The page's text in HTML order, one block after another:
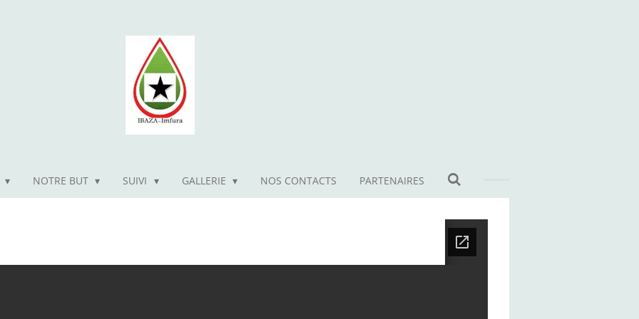
NOTRE BUT SUIVI GALLERIE NOS CONTACTS PARTENAIRES